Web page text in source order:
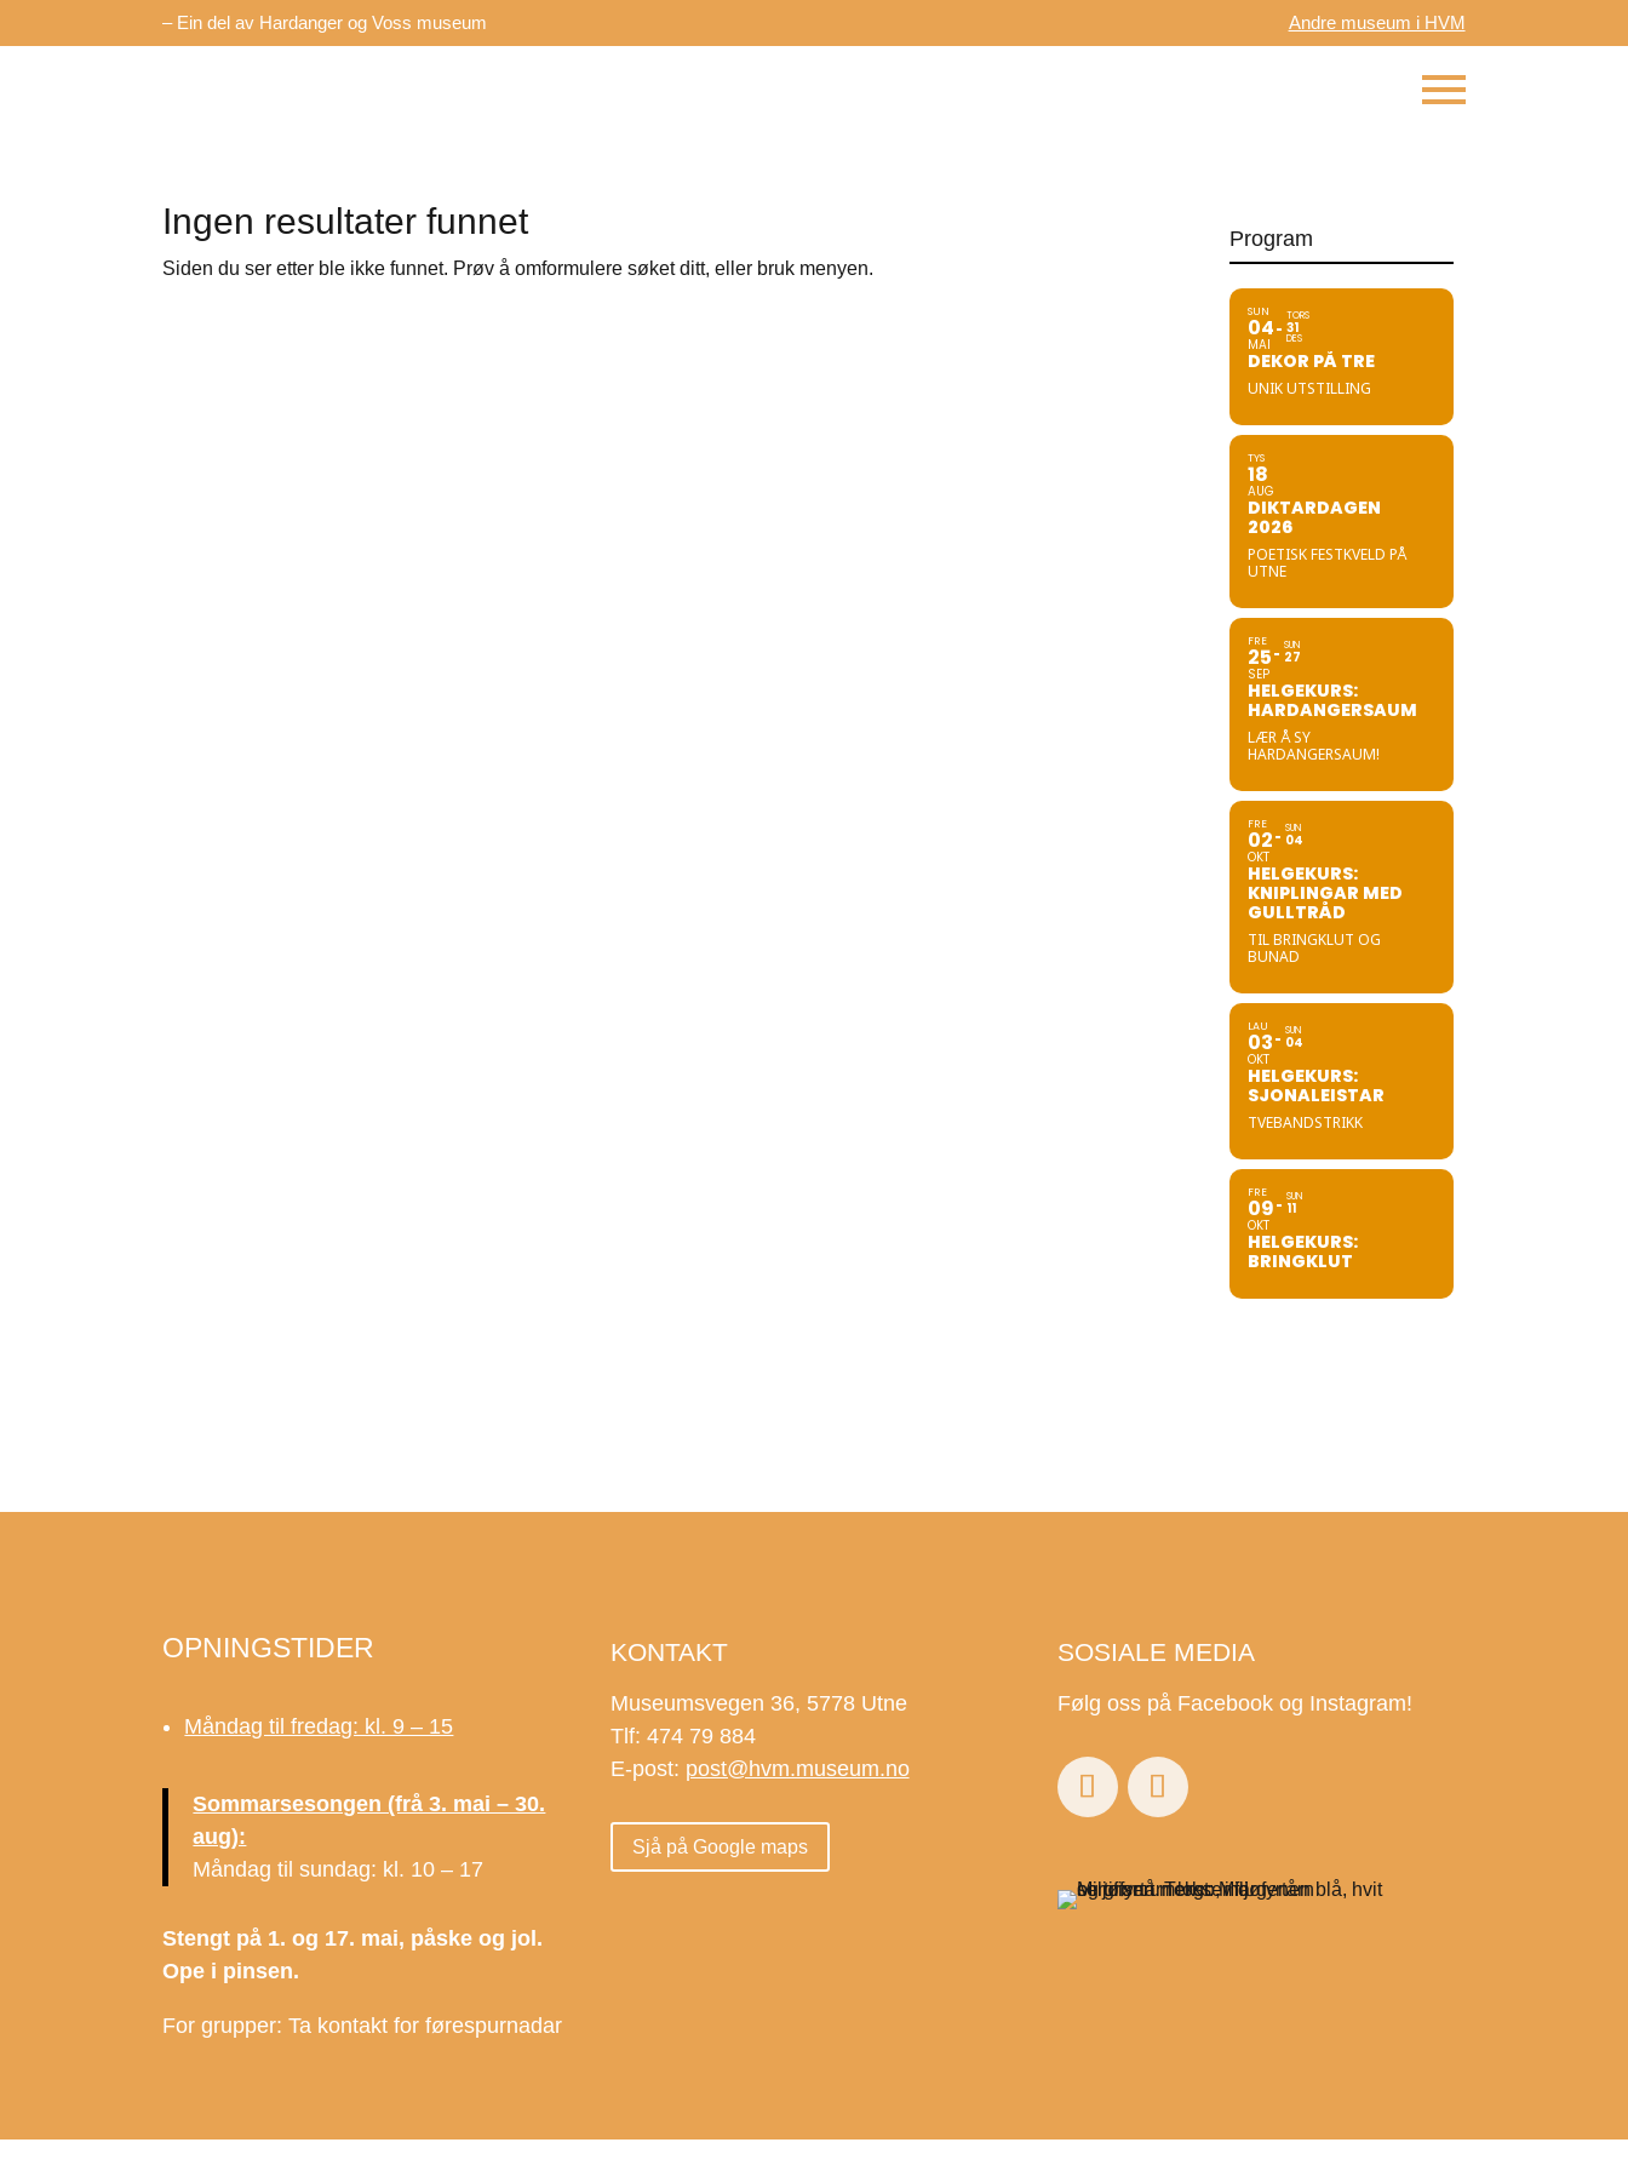
– Ein del av Hardanger og Voss museum Andre museum i HVM
Ingen resultater funnet
Siden du ser etter ble ikke funnet. Prøv å omformulere søket ditt, eller bruk menyen.
Program
SUN
04
MAI
TORS
31
DES
DEKOR PÅ TRE
UNIK UTSTILLING
TYS
18
AUG
DIKTARDAGEN
2026
POETISK FESTKVELD PÅ
UTNE
FRE
25
SEP
SUN
27
HELGEKURS:
HARDANGERSAUM
LÆR Å SY
HARDANGERSAUM!
FRE
02
OKT
SUN
04
HELGEKURS:
KNIPLINGAR MED
GULLTRÅD
TIL BRINGKLUT OG
BUNAD
LAU
03
OKT
SUN
04
HELGEKURS:
SJONALEISTAR
TVEBANDSTRIKK
FRE
09
OKT
SUN
11
HELGEKURS:
BRINGKLUT
OPNINGSTIDER
Måndag til fredag: kl. 9 – 15
Sommarsesongen (frå 3. mai – 30.
aug):
Måndag til sundag: kl. 10 – 17
Stengt på 1. og 17. mai, påske og jol.
Ope i pinsen.
For grupper: Ta kontakt for førespurnadar
KONTAKT
Museumsvegen 36, 5778 Utne
Tlf: 474 79 884
E-post: post@hvm.museum.no
Sjå på Google maps
SOSIALE MEDIA
Følg oss på Facebook og Instagram!